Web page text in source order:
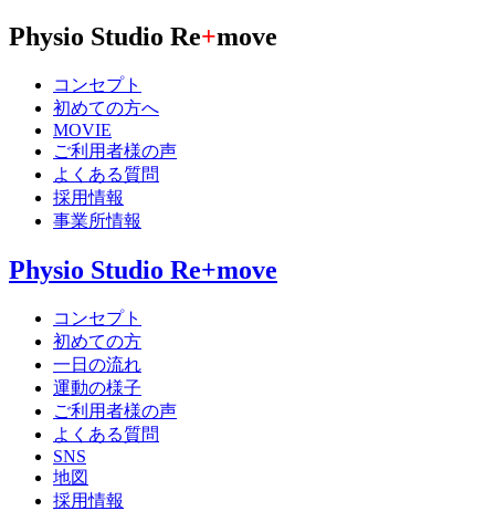
Physio Studio Re+move
コンセプト
初めての方へ
MOVIE
ご利用者様の声
よくある質問
採用情報
事業所情報
Physio Studio Re+move
コンセプト
初めての方
一日の流れ
運動の様子
ご利用者様の声
よくある質問
SNS
地図
採用情報